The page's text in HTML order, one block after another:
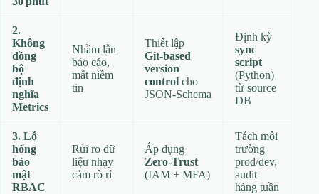
2.
Không
đồng
bộ
định
nghĩa
Metrics
Nhầm lẫn
báo cáo,
mất niềm
tin
Thiết lập
Git‑based
version
control cho
JSON‑Schema
Định kỳ
sync
script
(Python)
từ source
DB
3. Lỗ
hổng
bảo
mật
RBAC
Rủi ro dữ
liệu nhạy
cảm rò rỉ
Áp dụng
Zero‑Trust
(IAM + MFA)
Tách môi
trường
prod/dev,
audit
hàng tuần